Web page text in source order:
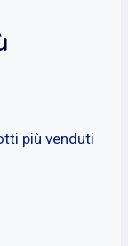
più venduti